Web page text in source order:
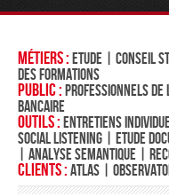
Métiers : ETUDE | CONSEIL
DES FORMATIONS
Public : PROFESSIONNELS
BANCAIRE
Outils : ENTRETIENS
SOCIAL LISTENING | ETUDE
| ANALYSE SEMANTIQUE |
Clients : ATLAS |